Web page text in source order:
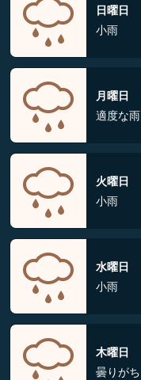
日曜日
小雨
月曜日
適度な雨
火曜日
小雨
水曜日
小雨
木曜日
曇りがち